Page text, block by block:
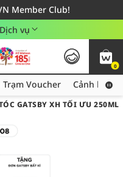
Member Club!
hàng từ 249,000Đ
khu vực TP. Hồ Chí Minh
vụ
0
Thu thập thêm voucher hot tại Trạm Voucher Voucher Cảnh báo
GATSBY XH TỐI ƯU 250ML